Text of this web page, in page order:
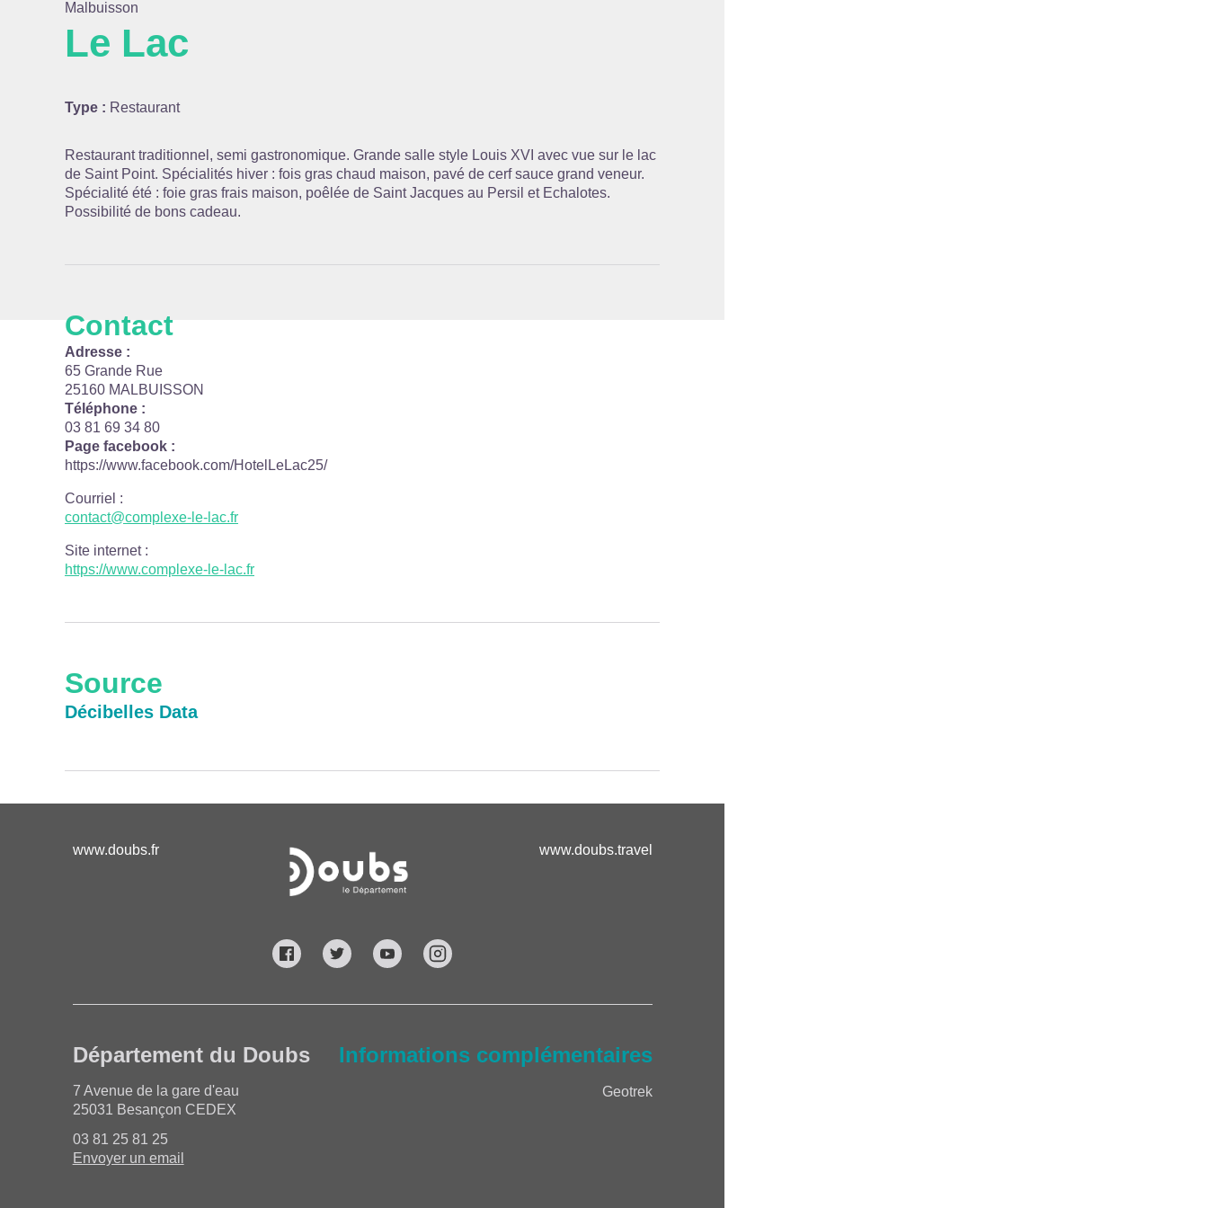
Malbuisson
Le Lac
Type : Restaurant
Restaurant traditionnel, semi gastronomique. Grande salle style Louis XVI avec vue sur le lac
de Saint Point. Spécialités hiver : fois gras chaud maison, pavé de cerf sauce grand veneur.
Spécialité été : foie gras frais maison, poêlée de Saint Jacques au Persil et Echalotes.
Possibilité de bons cadeau.
Contact
Adresse :
65 Grande Rue
25160 MALBUISSON
Téléphone :
03 81 69 34 80
Page facebook :
https://www.facebook.com/HotelLeLac25/
Courriel :
contact@complexe-le-lac.fr
Site internet:
https://www.complexe-le-lac.fr
Source
Décibelles Data
www.doubs.fr www.doubs.travel
Département du Doubs
7 Avenue de la gare d'eau
25031 Besançon CEDEX
03 81 25 81 25
Envoyer un email
Informations complémentaires
Geotrek